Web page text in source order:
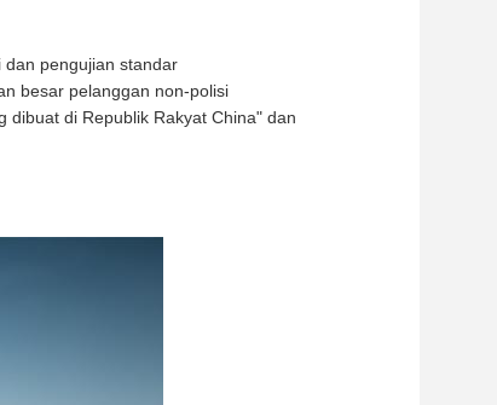
pengujian standar
besar pelanggan non-polisi
dibuat di Republik Rakyat China" dan